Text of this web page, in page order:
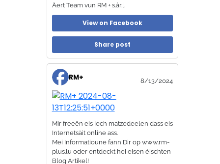
Äert Team vun RM + s.àr.l.
View on Facebook
Share post
RM+ 8/13/2024
Mir freeën eis Iech matzedeelen dass eis
Internetsäit online ass.
Mei Informatioune fann Dir op www.rm-
plus.lu oder entdeckt hei eisen éischten
Blog Artikel!